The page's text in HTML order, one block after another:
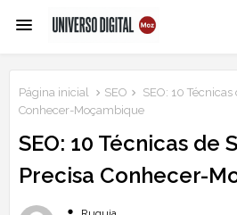
Página inicial SEO
SEO: 10
Conhecer-Moçambique
SEO: 10 Técnicas de
Precisa Conhecer-